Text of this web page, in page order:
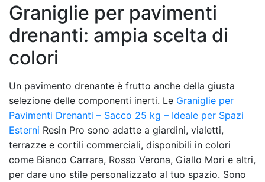
Graniglie per pavimenti
drenanti: ampia scelta di
colori
Un pavimento drenante è frutto anche della giusta
selezione delle componenti inerti. Le Graniglie per
Pavimenti Drenanti – Sacco 25 kg – Ideale per Spazi
Esterni Resin Pro sono adatte a giardini, vialetti,
terrazze e cortili commerciali, disponibili in colori
come Bianco Carrara, Rosso Verona, Giallo Mori e altri,
per dare uno stile personalizzato al tuo spazio. Sono